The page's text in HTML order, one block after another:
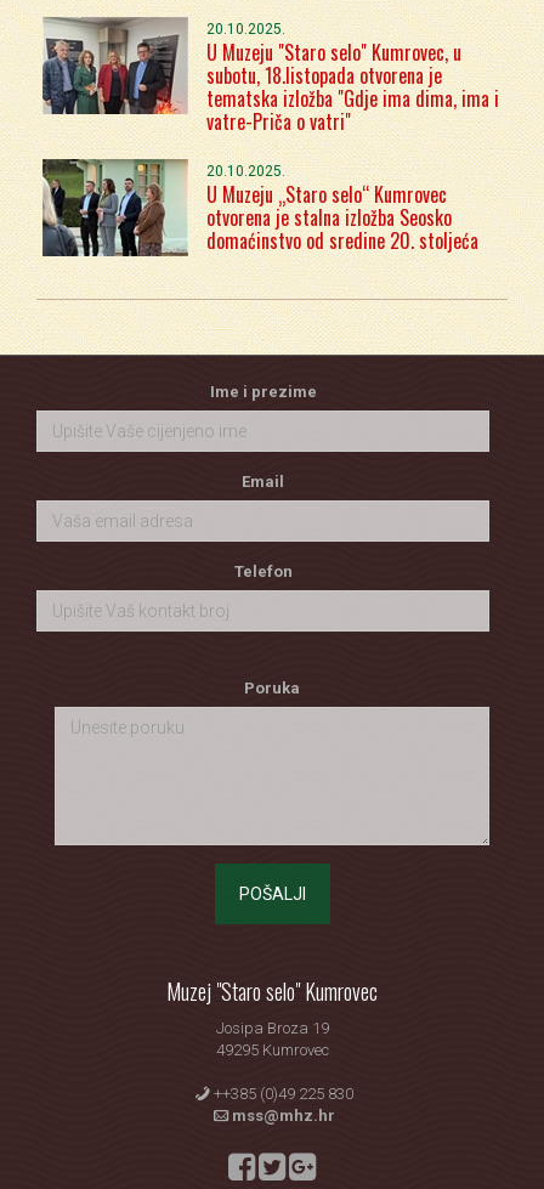
20.10.2025.
U Muzeju "Staro selo" Kumrovec, u
subotu, 18.listopada otvorena je
tematska izložba "Gdje ima dima, ima i
vatre-Priča o vatri"
20.10.2025.
U Muzeju „Staro selo“ Kumrovec
otvorena je stalna izložba Seosko
domaćinstvo od sredine 20. stoljeća
Ime i prezime
Email
Telefon
Poruka
POŠALJI
Muzej "Staro selo" Kumrovec
Josipa Broza 19
49295 Kumrovec
++385 (0)49 225 830
mss@mhz.hr